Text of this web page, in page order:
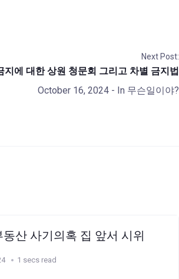
Next Post:
지에 대한 상원 청문회 그리고 차별 금지법
October 16, 2024 - In 무슨일이야?
산 사기의혹 집 앞서 시위
1 secs read